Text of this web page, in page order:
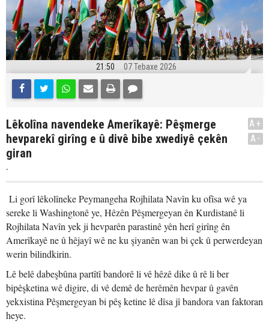
21:50 07 Tebaxe 2026
Lêkolîna navendeke Amerîkayê: Pêşmerge
hevparekî girîng e û divê bibe xwediyê çekên
giran
.
A+
A-
Li gorî lêkolîneke Peymangeha Rojhilata Navîn ku ofîsa wê ya
sereke li Washingtonê ye, Hêzên Pêşmergeyan ên Kurdistanê li
Rojhilata Navîn yek ji hevparên parastinê yên herî girîng ên
Amerîkayê ne û hêjayî wê ne ku şiyanên wan bi çek û perwerdeyan
werin bilindkirin.
Lê belê dabeşbûna partîtî bandorê li vê hêzê dike û rê li ber
bipêşketina wê digire, di vê demê de herêmên hevpar û gavên
yekxistina Pêşmergeyan bi pêş ketine lê dîsa jî bandora van faktoran
heye.